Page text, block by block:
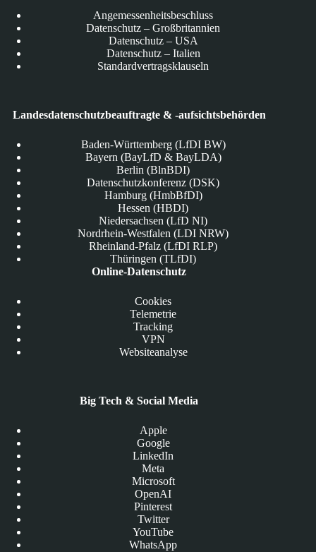
Angemessenheitsbeschluss
Datenschutz – Großbritannien
Datenschutz – USA
Datenschutz – Italien
Standardvertragsklauseln
Landesdatenschutzbeauftragte & -aufsichtsbehörden
Baden-Württemberg (LfDI BW)
Bayern (BayLfD & BayLDA)
Berlin (BlnBDI)
Datenschutzkonferenz (DSK)
Hamburg (HmbBfDI)
Hessen (HBDI)
Niedersachsen (LfD NI)
Nordrhein-Westfalen (LDI NRW)
Rheinland-Pfalz (LfDI RLP)
Thüringen (TLfDI)
Online-Datenschutz
Cookies
Telemetrie
Tracking
VPN
Websiteanalyse
Big Tech & Social Media
Apple
Google
LinkedIn
Meta
Microsoft
OpenAI
Pinterest
Twitter
YouTube
WhatsApp